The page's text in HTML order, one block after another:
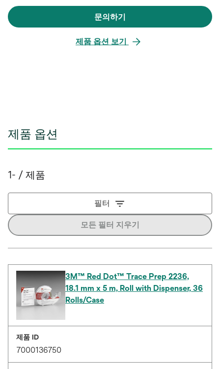
문의하기
새
에
제품 옵션 보기
제품 옵션
1- / 제품
필터
모든 필터 지우기
3M™ Red Dot™ Trace Prep 2236,
18.1 mm x 5 m, Roll with Dispenser, 36
Rolls/Case
제품 ID
7000136750